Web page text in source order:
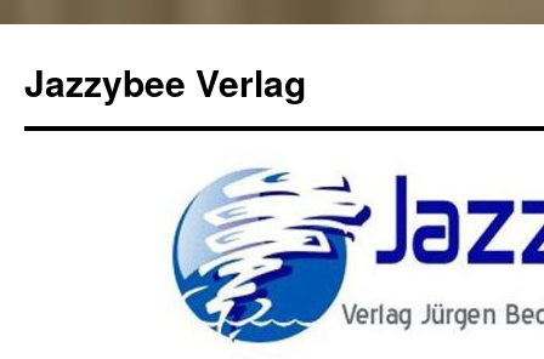
Jazzybee Verlag